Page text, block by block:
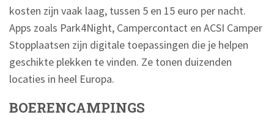
kosten zijn vaak laag, tussen 5 en 15 euro per nacht.
Apps zoals Park4Night, Campercontact en ACSI Camper
Stopplaatsen zijn digitale toepassingen die je helpen
geschikte plekken te vinden. Ze tonen duizenden
locaties in heel Europa.
BOERENCAMPINGS